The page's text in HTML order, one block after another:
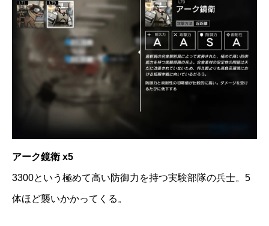
アーク鏡衛 x5
3300という極めて高い防御力を持つ実験部隊の兵士。5
体ほど襲いかかってくる。